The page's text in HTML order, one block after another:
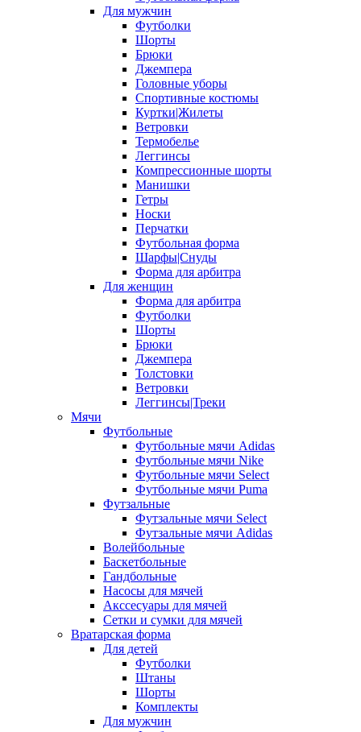
Для мужчин
Футболки
Шорты
Брюки
Джемпера
Головные уборы
Спортивные костюмы
Куртки|Жилеты
Ветровки
Термобелье
Леггинсы
Компрессионные шорты
Манишки
Гетры
Носки
Перчатки
Футбольная форма
Шарфы|Снуды
Форма для арбитра
Для женщин
Форма для арбитра
Футболки
Шорты
Брюки
Джемпера
Толстовки
Ветровки
Леггинсы|Треки
Мячи
Футбольные
Футбольные мячи Adidas
Футбольные мячи Nike
Футбольные мячи Select
Футбольные мячи Puma
Футзальные
Футзальные мячи Select
Футзальные мячи Adidas
Волейбольные
Баскетбольные
Гандбольные
Насосы для мячей
Акссесуары для мячей
Сетки и сумки для мячей
Вратарская форма
Для детей
Футболки
Штаны
Шорты
Комплекты
Для мужчин